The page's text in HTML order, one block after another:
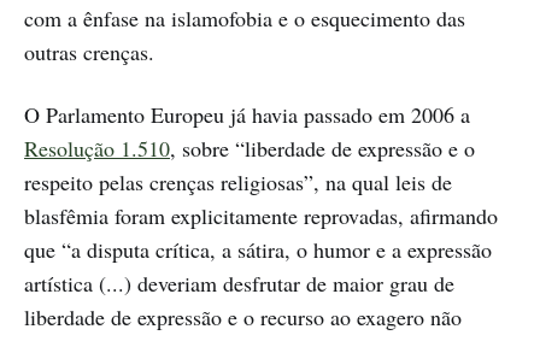
com a ênfase na islamofobia e o esquecimento das
outras crenças.
O Parlamento Europeu já havia passado em 2006 a
Resolução 1.510, sobre “liberdade de expressão e o
respeito pelas crenças religiosas”, na qual leis de
blasfêmia foram explicitamente reprovadas, afirmando
que “a disputa crítica, a sátira, o humor e a expressão
artística (...) deveriam desfrutar de maior grau de
liberdade de expressão e o recurso ao exagero não